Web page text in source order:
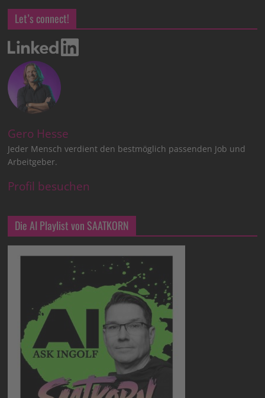
Let’s connect!
Gero Hesse
Jeder Mensch verdient den bestmöglich passenden Job und
Arbeitgeber.
Profil besuchen
Die AI Playlist von SAATKORN